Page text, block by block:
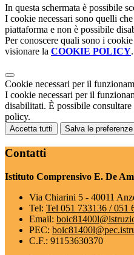
In questa schermata è possibile
I cookie necessari sono quelli
piattaforma e non è possibile
Per conoscere quali sono i
visionare la COOKIE POLICY.
Cookie necessari per il
I cookie necessari per il
disabilitati. È possibile
policy.
Accetta tutti Salva le preferenze
Contatti
Istituto Comprensivo E. De
Via Chiarini 5 - 40011
Tel: Tel 051 733136 / 051
Email:
PEC:
C.F.: 91153630370